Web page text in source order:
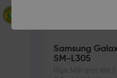
Samsung
SM-L305
Rīga, Mārupes iela 3